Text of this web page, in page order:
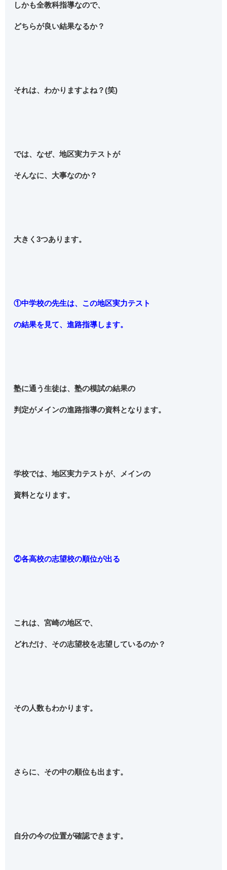
しかも全教科指導なので、
どちらが良い結果なるか？
それは、わかりますよね？(笑)
では、なぜ、地区実力テストが
そんなに、大事なのか？
大きく3つあります。
①中学校の先生は、この地区実力テスト
の結果を見て、進路指導します。
塾に通う生徒は、塾の模試の結果の
判定がメインの進路指導の資料となります。
学校では、地区実力テストが、メインの
資料となります。
②各高校の志望校の順位が出る
これは、宮崎の地区で、
どれだけ、その志望校を志望しているのか？
その人数もわかります。
さらに、その中の順位も出ます。
自分の今の位置が確認できます。